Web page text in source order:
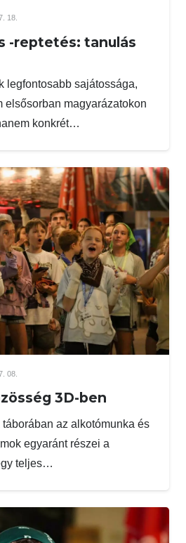
18.
-reptetés: tanulás
legfontosabb sajátossága,
elsősorban magyarázatokon
konkrét…
08.
3D-ben
az alkotómunka és
egyaránt részei a
teljes…